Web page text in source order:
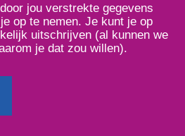
jou verstrekte gegevens
op te nemen. Je kunt je op
uitschrijven (al kunnen we
je dat zou willen).